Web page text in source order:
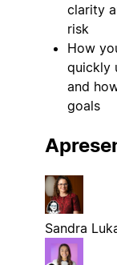
clarity
risk
How
quickly
and
goals
Sandra